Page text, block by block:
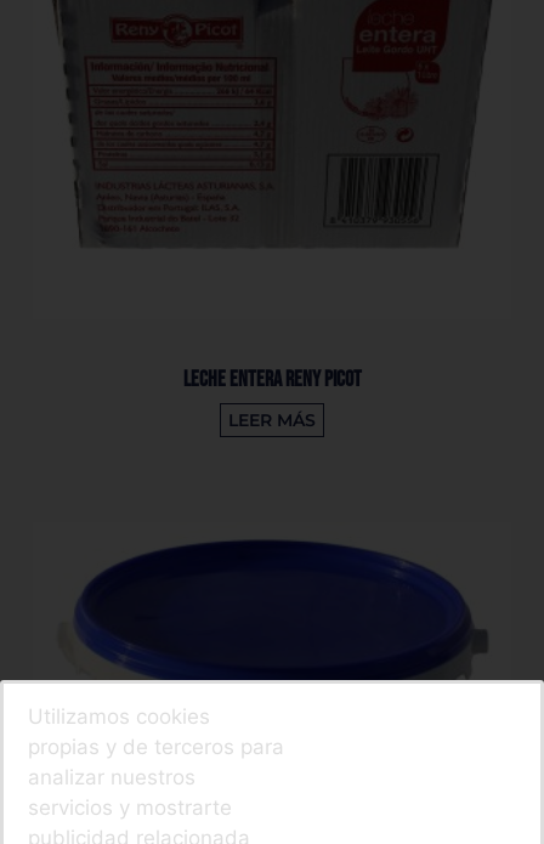
Leche Entera Reny Picot
LEER MÁS
Utilizamos cookies
propias y de terceros para
analizar nuestros
servicios y mostrarte
publicidad relacionada